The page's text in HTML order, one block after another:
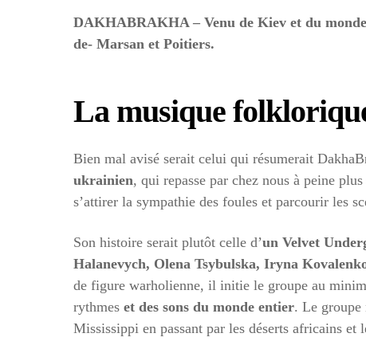
DAKHABRAKHA – Venu de Kiev et du
de- Marsan et Poitiers.
La musique
Bien mal avisé serait celui qui résumerait
ukrainien, qui repasse par chez nous à peine plus
s’attirer la sympathie des foules et parcourir les
Son histoire serait plutôt celle d’un Velvet
Halanevych, Olena Tsybulska, Iryna
de figure warholienne, il initie le groupe au
rythmes et des sons du monde entier. Le groupe
Mississippi en passant par les déserts africains et